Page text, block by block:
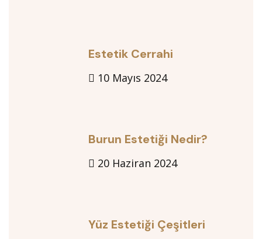
Estetik Cerrahi
10 Mayıs 2024
Burun Estetiği Nedir?
20 Haziran 2024
Yüz Estetiği Çeşitleri